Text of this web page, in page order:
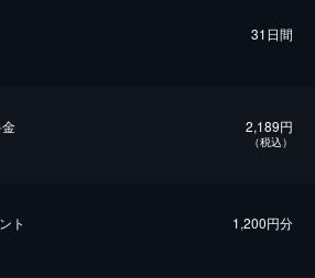
31日間
2,189円
（税込）
ト 1,200円分